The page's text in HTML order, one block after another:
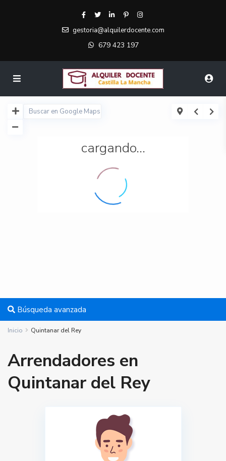
gestoria@alquilerdocente.com
679 423 197
cargando...
Búsqueda avanzada
Inicio Quintanar del Rey
Arrendadores en
Quintanar del Rey